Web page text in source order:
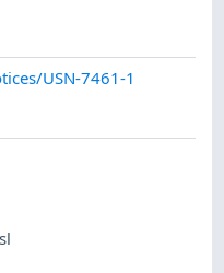
USN-7461-1